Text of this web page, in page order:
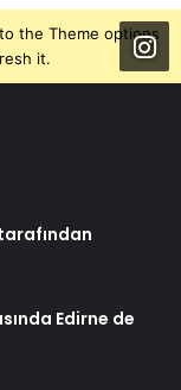
the Theme options
it.
Edirne de